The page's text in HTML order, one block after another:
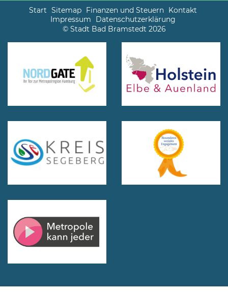
Start Sitemap Finanzen und Steuern Kontakt
Impressum
Datenschutzerklärung
© Stadt Bad Bramstedt 2026